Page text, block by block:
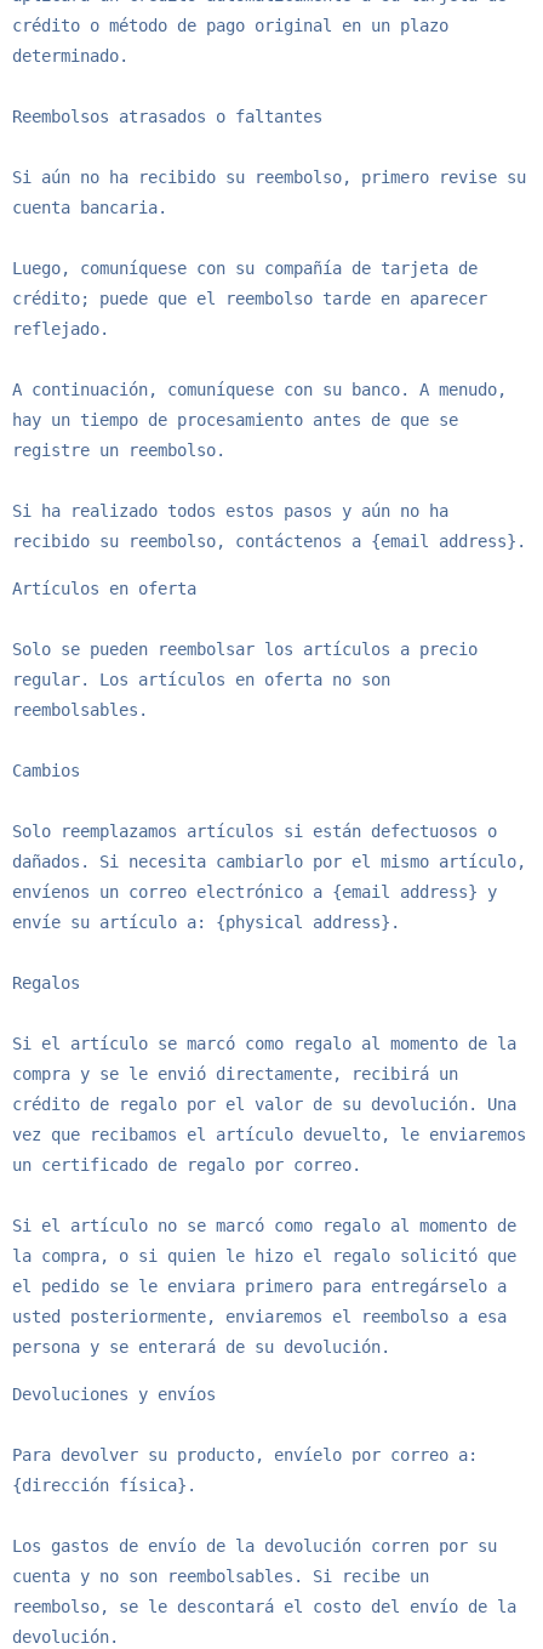
crédito o método de pago original en un plazo
determinado.
Reembolsos atrasados ​​o faltantes
Si aún no ha recibido su reembolso, primero revise su
cuenta bancaria.
Luego, comuníquese con su compañía de tarjeta de
crédito; puede que el reembolso tarde en aparecer
reflejado.
A continuación, comuníquese con su banco. A menudo,
hay un tiempo de procesamiento antes de que se
registre un reembolso.
Si ha realizado todos estos pasos y aún no ha
recibido su reembolso, contáctenos a {email address}.
Artículos en oferta
Solo se pueden reembolsar los artículos a precio
regular. Los artículos en oferta no son
reembolsables.
Cambios
Solo reemplazamos artículos si están defectuosos o
dañados. Si necesita cambiarlo por el mismo artículo,
envíenos un correo electrónico a {email address} y
envíe su artículo a: {physical address}.
Regalos
Si el artículo se marcó como regalo al momento de la
compra y se le envió directamente, recibirá un
crédito de regalo por el valor de su devolución. Una
vez que recibamos el artículo devuelto, le enviaremos
un certificado de regalo por correo.
Si el artículo no se marcó como regalo al momento de
la compra, o si quien le hizo el regalo solicitó que
el pedido se le enviara primero para entregárselo a
usted posteriormente, enviaremos el reembolso a esa
persona y se enterará de su devolución.
Devoluciones y envíos
Para devolver su producto, envíelo por correo a:
{dirección física}.
Los gastos de envío de la devolución corren por su
cuenta y no son reembolsables. Si recibe un
reembolso, se le descontará el costo del envío de la
devolución.